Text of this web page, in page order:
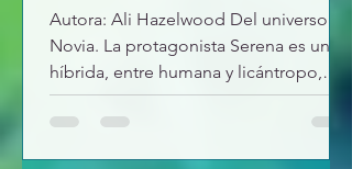
Autora: Ali Hazelwood Del universo de
Novia. La protagonista Serena es una
híbrida, entre humana y licántropo,
huérfana, y que además no tiene
manada. Fue la compañera de infancia